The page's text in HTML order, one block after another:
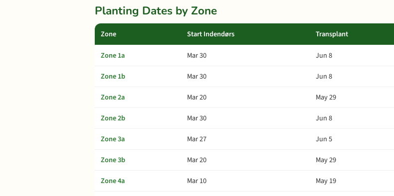
Planting Dates by Zone
Zone Start Indendørs Transplant
Zone 1a Mar 30 Jun 8
Zone 1b
Mar 30 Jun 8
Zone 2a
Mar 20 May 29
Zone 2b
Mar 30 Jun 8
Zone 3a
Mar 27 Jun 5
Zone 3b
Mar 20 May 29
Zone 4a
Mar 10 May 19